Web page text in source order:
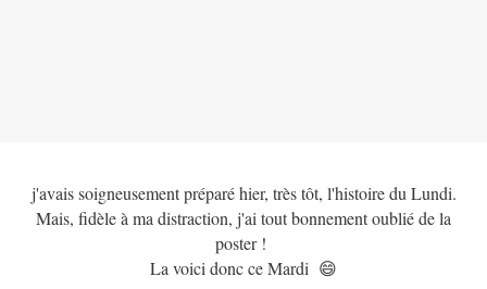
j'avais soigneusement préparé hier, très tôt, l'histoire du Lundi.
Mais, fidèle à ma distraction, j'ai tout bonnement oublié de la
poster !
La voici donc ce Mardi 😄